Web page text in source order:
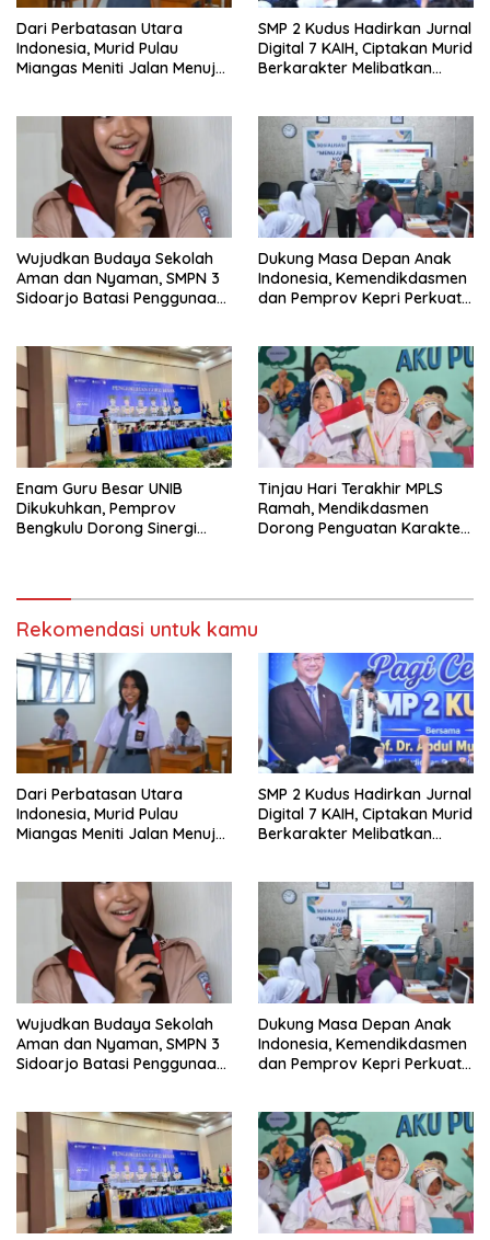
Dari Perbatasan Utara
Indonesia, Murid Pulau
Miangas Meniti Jalan Menuju
SMP 2 Kudus Hadirkan Jurnal
Digital 7 KAIH, Ciptakan Murid
Berkarakter Melibatkan
Wujudkan Budaya Sekolah
Aman dan Nyaman, SMPN 3
Sidoarjo Batasi Penggunaan
Dukung Masa Depan Anak
Indonesia, Kemendikdasmen
dan Pemprov Kepri Perkuat
Enam Guru Besar UNIB
Dikukuhkan, Pemprov
Bengkulu Dorong Sinergi
Tinjau Hari Terakhir MPLS
Ramah, Mendikdasmen
Dorong Penguatan Karakter
Rekomendasi untuk kamu
Dari Perbatasan Utara
Indonesia, Murid Pulau
Miangas Meniti Jalan Menuju
SMP 2 Kudus Hadirkan Jurnal
Digital 7 KAIH, Ciptakan Murid
Berkarakter Melibatkan
Wujudkan Budaya Sekolah
Aman dan Nyaman, SMPN 3
Sidoarjo Batasi Penggunaan
Dukung Masa Depan Anak
Indonesia, Kemendikdasmen
dan Pemprov Kepri Perkuat